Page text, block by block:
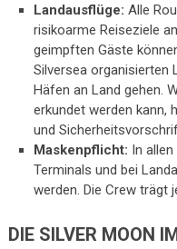
Landausflüge: Alle
risikoarme Reiseziele
geimpften Gäste
Silversea organisierten
Häfen an Land gehen.
erkundet werden kann,
und
Maskenpflicht: In
Terminals und bei
werden. Die Crew trägt
DIE SILVER MOON